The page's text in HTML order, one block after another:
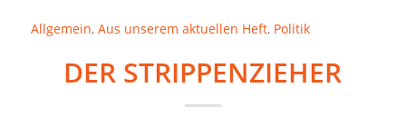
Allgemein, Aus unserem aktuellen Heft, Politik
DER STRIPPENZIEHER